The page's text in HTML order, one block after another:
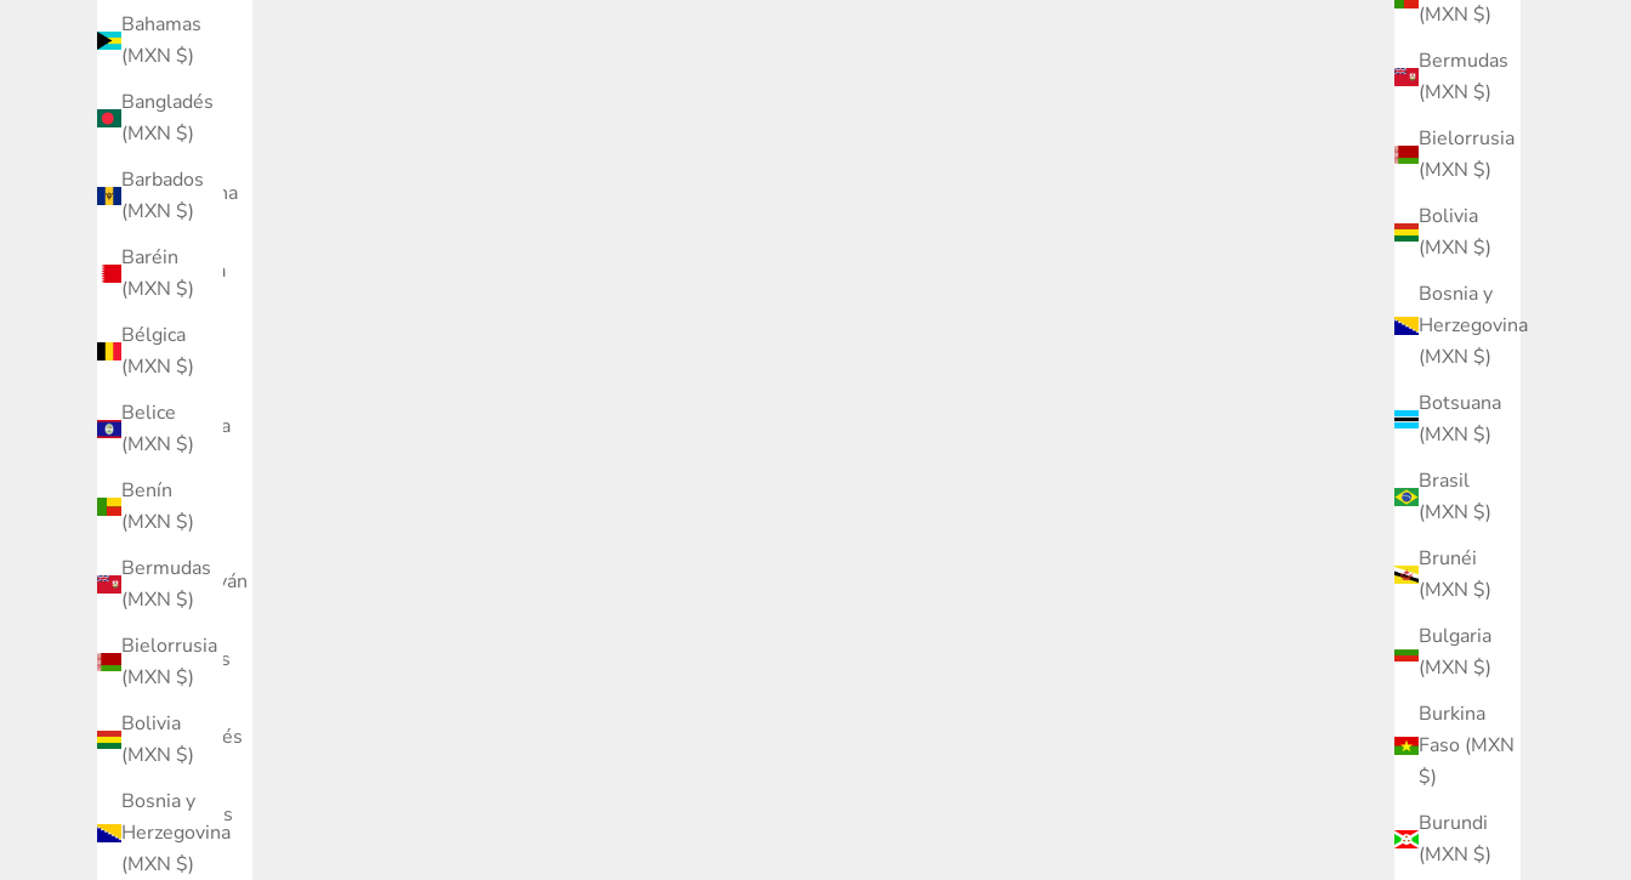
(MXN $)
Bermudas
(MXN $)
Bielorrusia
(MXN $)
Bolivia
(MXN $)
Bosnia y
Herzegovina
(MXN $)
Botsuana
(MXN $)
Brasil
(MXN $)
Brunéi
(MXN $)
Bulgaria
(MXN $)
Burkina
Faso (MXN
$)
Burundi
(MXN $)
Bahamas
(MXN $)
Bangladés
(MXN $)
Barbados
(MXN $)
Baréin
(MXN $)
Bélgica
(MXN $)
Belice
(MXN $)
Benín
(MXN $)
Bermudas
(MXN $)
Bielorrusia
(MXN $)
Bolivia
(MXN $)
Bosnia y
Herzegovina
(MXN $)
Saudí
(MXN $)
Argelia
(MXN $)
Argentina
(MXN $)
Armenia
(MXN $)
Aruba
(MXN $)
Australia
(MXN $)
Austria
(MXN $)
Azerbaiyán
(MXN $)
Bahamas
(MXN $)
Bangladés
(MXN $)
Barbados
(MXN $)